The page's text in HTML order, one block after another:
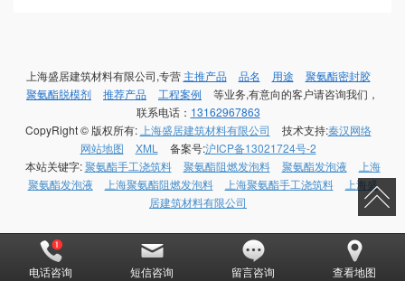
上海盛居建筑材料有限公司,专营 主推产品 品名 用途
聚氨酯密封胶
聚氨酯脱模剂
推荐产品 工程案例
等业务,有意向的客户请咨询我们，
联系电话： 13162967863
CopyRight © 版权所有: 上海盛居建筑材料有限公司 技术支持:秦汉网络
网站地图
XML 备案号:沪ICP备13021724号-2
本站关键字:聚氨酯手工浇筑料 聚氨酯阻燃发泡料 聚氨酯发泡液
上海
聚氨酯发泡液
上海聚氨酯阻燃发泡料 上海聚氨酯手工浇筑料
上海盛
居建筑材料有限公司
电话咨询 短信咨询 留言咨询 查看地图